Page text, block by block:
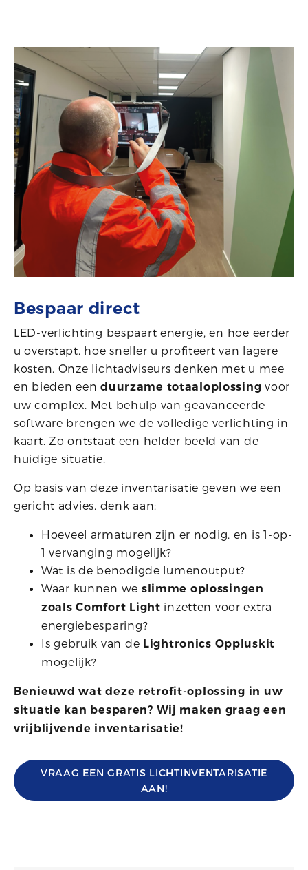
Bespaar direct
LED-verlichting bespaart energie, en hoe eerder
u overstapt, hoe sneller u profiteert van lagere
kosten. Onze lichtadviseurs denken met u mee
en bieden eenduurzame totaaloplossing voor
uw complex. Met behulp van geavanceerde
software brengen we de volledige verlichting in
kaart. Zo ontstaat een helder beeld van de
huidige situatie.
Op basis van deze inventarisatie geven we een
gericht advies, denk aan:
Hoeveel armaturen zijn er nodig, en is 1-op-
1 vervanging mogelijk?
Wat is de benodigde lumenoutput?
Waar kunnen we slimme oplossingen
zoals Comfort Light inzetten voor extra
energiebesparing?
Is gebruik van de Lightronics Oppluskit
mogelijk?
Benieuwd wat deze retrofit-oplossing in uw
situatie kan besparen? Wij maken graag een
vrijblijvende inventarisatie!
VRAAG EEN GRATIS LICHTINVENTARISATIE
AAN!